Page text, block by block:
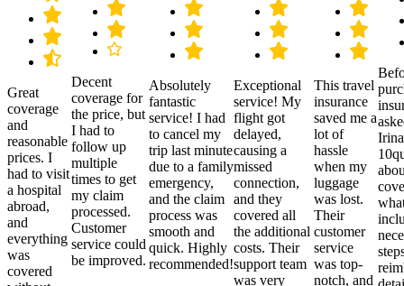
Great
coverage
and
reasonable
prices. I
had to visit
a hospital
abroad,
and
everything
was
covered
Decent
coverage for
the price, but
I had to
follow up
multiple
times to get
my claim
processed.
Customer
service could
be improved.
Absolutely
fantastic
service! I had
to cancel my
trip last minute
due to a family
emergency,
and the claim
process was
smooth and
quick. Highly
recommended!
Exceptional
service! My
flight got
delayed,
causing a
missed
connection,
and they
covered all
the additional
costs. Their
support team
was very
This travel
insurance
saved me a
lot of
hassle
when my
luggage
was lost.
Their
customer
service
was top-
notch, and